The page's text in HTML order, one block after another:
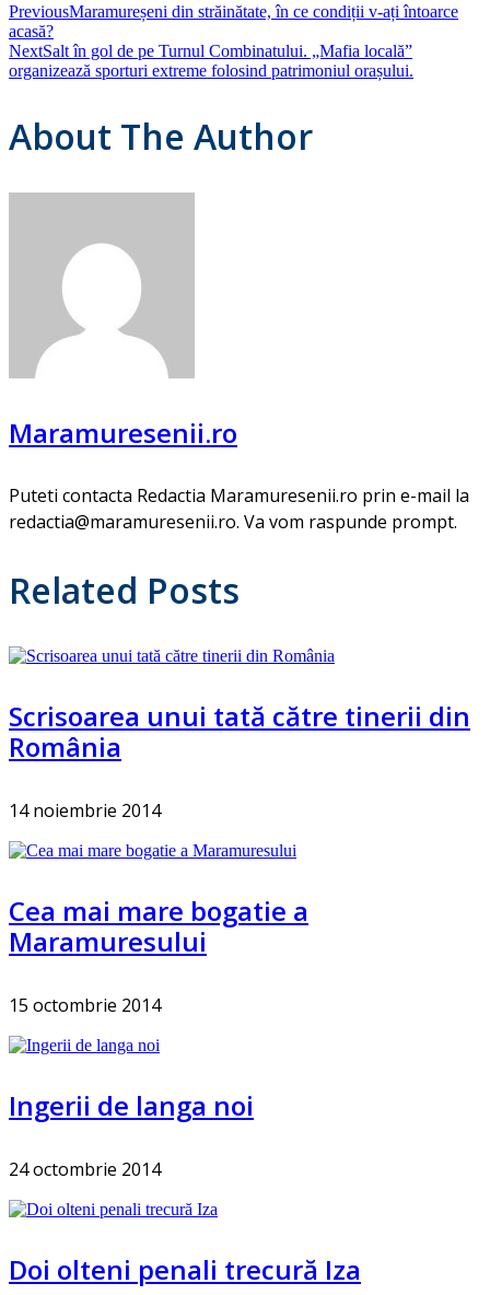
PreviousMaramureșeni din străinătate, în ce condiții v-ați întoarce
acasă?
NextSalt în gol de pe Turnul Combinatului. „Mafia locală”
organizează sporturi extreme folosind patrimoniul orașului.
About The Author
Maramuresenii.ro
Puteti contacta Redactia Maramuresenii.ro prin e-mail la
redactia@maramuresenii.ro. Va vom raspunde prompt.
Related Posts
Scrisoarea unui tată către tinerii din
România
14 noiembrie 2014
Cea mai mare bogatie a
Maramuresului
15 octombrie 2014
Ingerii de langa noi
24 octombrie 2014
Doi olteni penali trecură Iza